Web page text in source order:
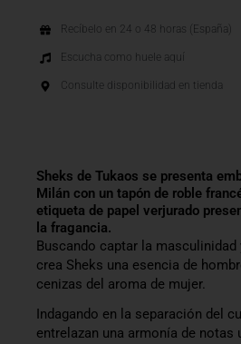
Recíbelo en 24 o 48 horas (España)
Escucha como huele aquí
Consulte disponibilidad en tienda
Sheks de Tukaos se presenta
Milán con un tapón de roble
etiqueta de papel verjurado
la fragancia.
Buscando captar la
crea Sheks una esencia de
cenizas del aroma de mujer.
Indagando en la separación del
entrelazan una armonía de notas